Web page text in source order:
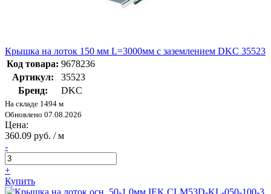
Крышка на лоток 150 мм L=3000мм с заземлением DKC 35523
Код товара: 9678236
Артикул:
35523
Бренд:
DKC
На складе 1494 м
Обновлено 07.08.2026
Цена:
360.09 руб. / м
-
+
Купить